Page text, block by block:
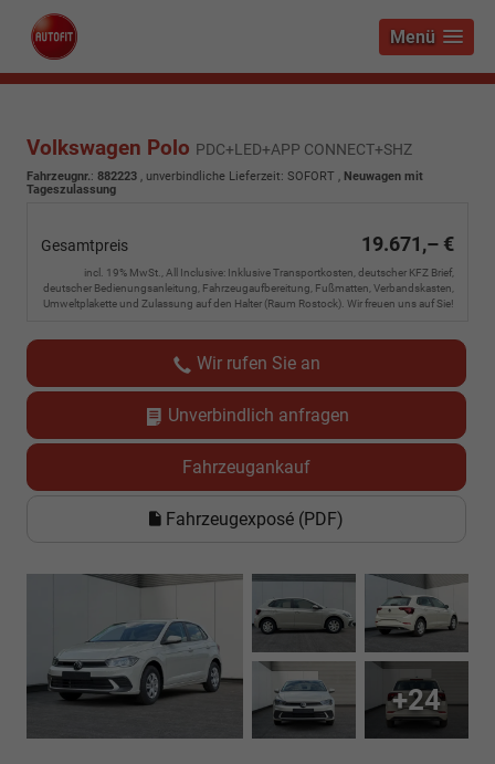
Menü
Volkswagen Polo PDC+LED+APP CONNECT+SHZ
Fahrzeugnr.: 882223 , unverbindliche Lieferzeit: SOFORT , Neuwagen mit
Tageszulassung
Gesamtpreis 19.671,– €
incl. 19% MwSt., All Inclusive: Inklusive Transportkosten, deutscher KFZ Brief,
deutscher Bedienungsanleitung, Fahrzeugaufbereitung, Fußmatten, Verbandskasten,
Umweltplakette und Zulassung auf den Halter (Raum Rostock). Wir freuen uns auf Sie!
Wir rufen Sie an
Unverbindlich anfragen
Fahrzeugankauf
Fahrzeugexposé (PDF)
+24